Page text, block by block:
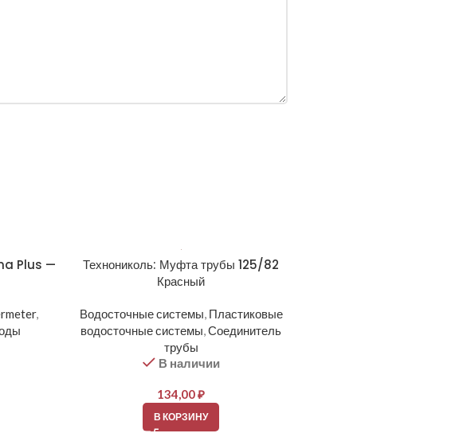
Plus —
,
Технониколь: Муфта трубы 125/82
Красный
Водосточные системы, Пластиковые
водосточные системы,Соединитель
трубы
В наличии
134,00₽
В КОРЗИНУ